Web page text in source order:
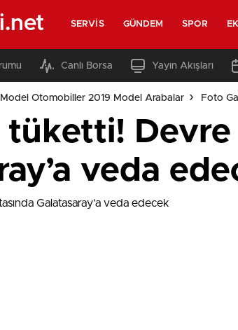
SERVIS GÜNDEM SPOR
Canlı Borsa Yayın Akışları
Otomobiller 2019 Model Arabalar Foto
tüketti! Devre
veda